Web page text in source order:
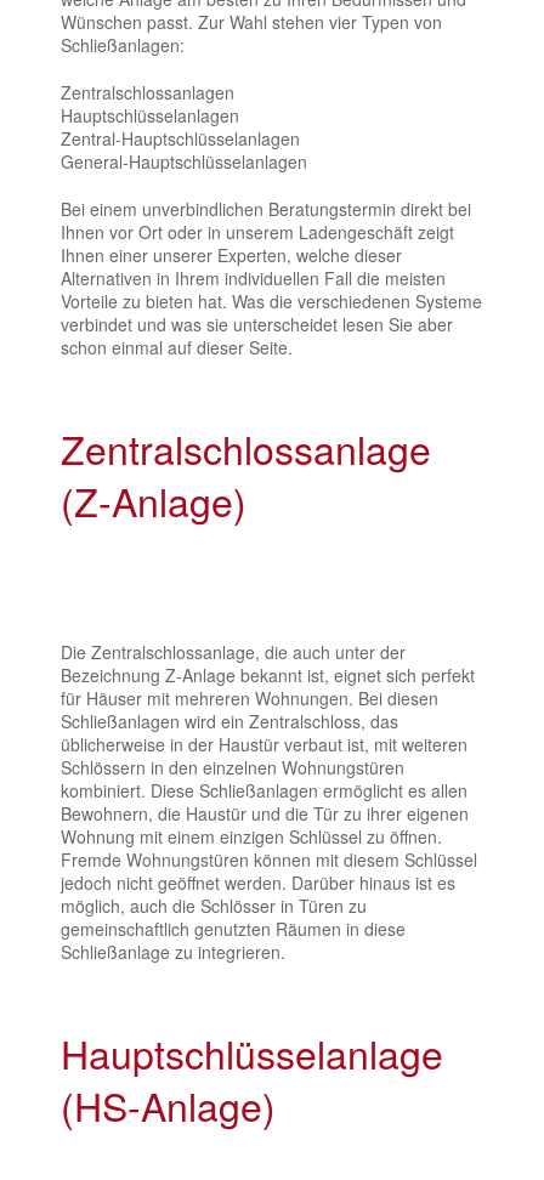
Wünschen passt. Zur Wahl stehen vier Typen von
Schließanlagen:
Zentralschlossanlagen
Hauptschlüsselanlagen
Zentral-Hauptschlüsselanlagen
General-Hauptschlüsselanlagen
Bei einem unverbindlichen Beratungstermin direkt bei
Ihnen vor Ort oder in unserem Ladengeschäft zeigt
Ihnen einer unserer Experten, welche dieser
Alternativen in Ihrem individuellen Fall die meisten
Vorteile zu bieten hat. Was die verschiedenen Systeme
verbindet und was sie unterscheidet lesen Sie aber
schon einmal auf dieser Seite.
Zentralschlossanlage
(Z-Anlage)
Die Zentralschlossanlage, die auch unter der
Bezeichnung Z-Anlage bekannt ist, eignet sich perfekt
für Häuser mit mehreren Wohnungen. Bei diesen
Schließanlagen wird ein Zentralschloss, das
üblicherweise in der Haustür verbaut ist, mit weiteren
Schlössern in den einzelnen Wohnungstüren
kombiniert. Diese Schließanlagen ermöglicht es allen
Bewohnern, die Haustür und die Tür zu ihrer eigenen
Wohnung mit einem einzigen Schlüssel zu öffnen.
Fremde Wohnungstüren können mit diesem Schlüssel
jedoch nicht geöffnet werden. Darüber hinaus ist es
möglich, auch die Schlösser in Türen zu
gemeinschaftlich genutzten Räumen in diese
Schließanlage zu integrieren.
Hauptschlüsselanlage
(HS-Anlage)